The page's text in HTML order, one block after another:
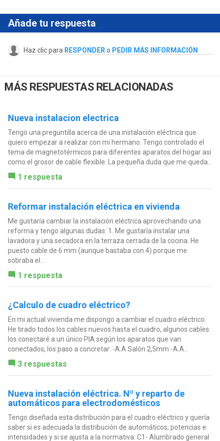
Añade tu respuesta
Haz clic para RESPONDER o PEDIR MÁS INFORMACIÓN
MÁS RESPUESTAS RELACIONADAS
Nueva instalacion electrica
Tengo una preguntilla acerca de una instalación eléctrica que
quiero empezar a realizar con mi hermano. Tengo controlado el
tema de magnetotérmicos para diferentes aparatos del hogar así
como el grosor de cable flexible. La pequeña duda que me queda...
1 respuesta
Reformar instalación eléctrica en vivienda
Me gustaría cambiar la instalación eléctrica aprovechando una
reforma y tengo algunas dudas: 1. Me gustaría instalar una
lavadora y una secadora en la terraza cerrada de la cocina. He
puesto cable de 6 mm (aunque bastaba con 4) porque me
sobraba el...
1 respuesta
¿Calculo de cuadro eléctrico?
En mi actual vivienda me dispongo a cambiar el cuadro eléctrico.
He tirado todos los cables nuevos hasta el cuadro, algunos cables
los conectaré a un único PIA según los aparatos que van
conectados, los paso a concretar: -A.A Salón 2,5mm -A.A...
3 respuestas
Nueva instalación eléctrica. Nº y reparto de
automáticos para electrodomésticos
Tengo diseñada esta distribución para el cuadro eléctrico y quería
saber si es adecuada la distribución de automáticos, potencias e
intensidades y si se ajusta a la normativa: C1- Alumbrado general